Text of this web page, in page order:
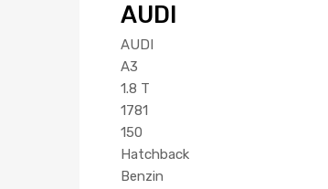
AUDI
AUDI
A3
1.8 T
1781
150
Hatchback
Benzin